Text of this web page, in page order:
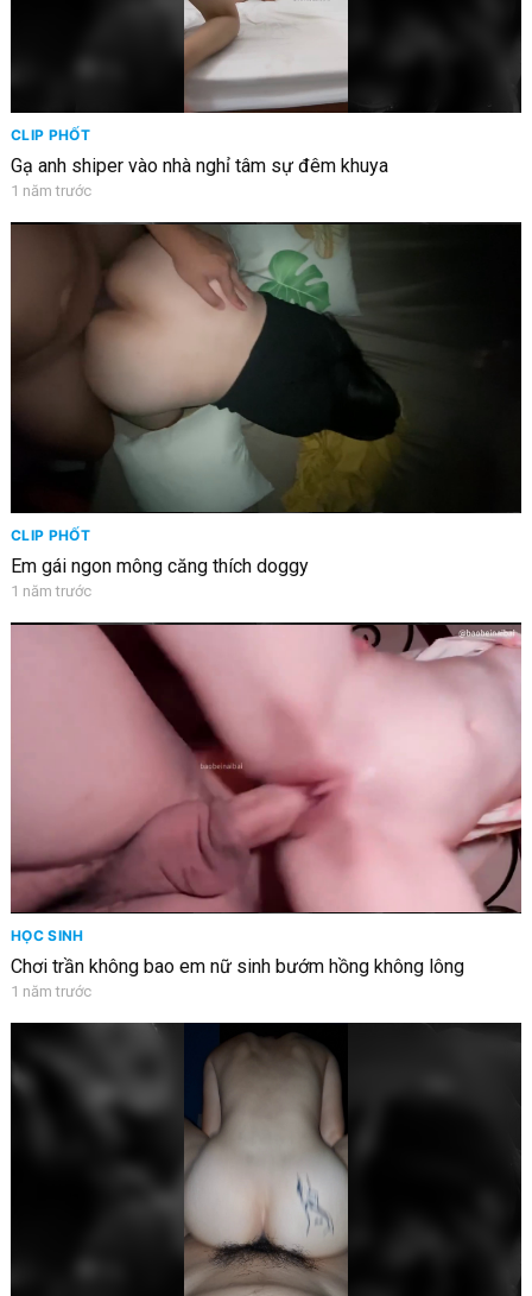
CLIP PHỐT
Gạ anh shiper vào nhà nghỉ tâm sự đêm khuya
1 năm trước
CLIP PHỐT
Em gái ngon mông căng thích doggy
1 năm trước
HỌC SINH
Chơi trần không bao em nữ sinh bướm hồng không lông
1 năm trước